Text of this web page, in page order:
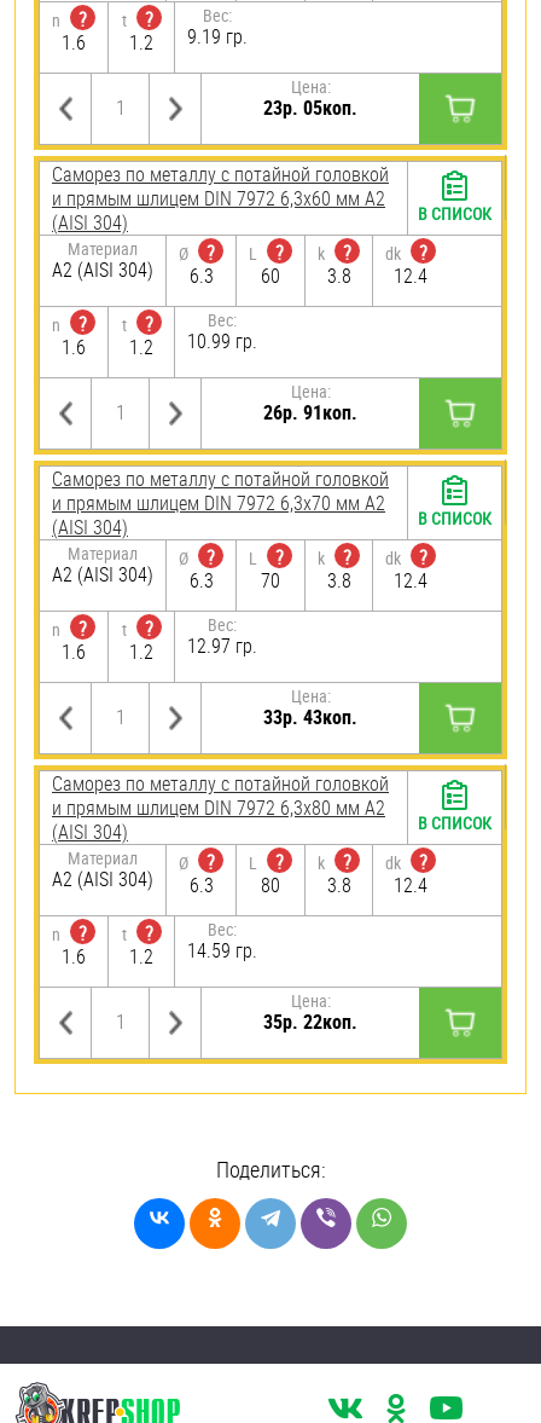
n
?
1.6
t
?
1.2
Вес:
9.19 гр.
Цена:
23р. 05коп.
Саморез по металлу с потайной головкой
и прямым шлицем DIN 7972 6,3х60 мм А2
(AISI 304)
Материал
А2 (AISI 304)
Ø
?
6.3
L
?
60
k
?
3.8
dk
?
12.4
n
?
1.6
t
?
1.2
Вес:
10.99 гр.
Цена:
26р. 91коп.
В СПИСОК
Саморез по металлу с потайной головкой
и прямым шлицем DIN 7972 6,3х70 мм А2
(AISI 304)
Материал
А2 (AISI 304)
Ø
?
6.3
L
?
70
k
?
3.8
dk
?
12.4
n
?
1.6
t
?
1.2
Вес:
12.97 гр.
Цена:
33р. 43коп.
В СПИСОК
Саморез по металлу с потайной головкой
и прямым шлицем DIN 7972 6,3х80 мм А2
(AISI 304)
Материал
А2 (AISI 304)
Ø
?
6.3
L
?
80
k
?
3.8
dk
?
12.4
n
?
1.6
t
?
1.2
Вес:
14.59 гр.
Цена:
35р. 22коп.
В СПИСОК
Поделиться: